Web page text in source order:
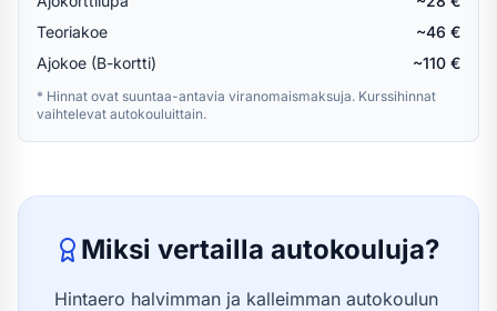
Teoriakoe
~46 €
Ajokoe (B-kortti)
~110 €
* Hinnat ovat suuntaa-antavia viranomaismaksuja. Kurssihinnat
vaihtelevat autokouluittain.
Miksi vertailla autokouluja?
Hintaero halvimman ja kalleimman autokoulun